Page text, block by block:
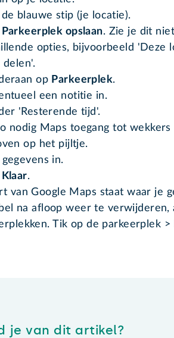
blauwe stip (je locatie).
Parkeerplek opslaan. Zie je dit
opties, bijvoorbeeld 'Deze
delen'.
op Parkeerplek.
een notitie in.
'Resterende tijd'.
nodig Maps toegang tot
op het pijltje.
in.
Klaar.
van Google Maps staat waar je
na afloop weer te verwijderen,
Tik op de parkeerplek >
je van dit artikel?